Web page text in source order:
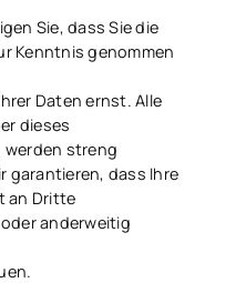
Sie, dass Sie die
Kenntnis genommen
Daten ernst. Alle
dieses
werden streng
garantieren, dass Ihre
an Dritte
anderweitig